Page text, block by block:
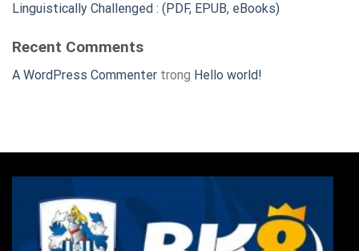
Linguistically Challenged : (PDF, EPUB, eBooks)
Recent Comments
A WordPress Commenter trong Hello world!